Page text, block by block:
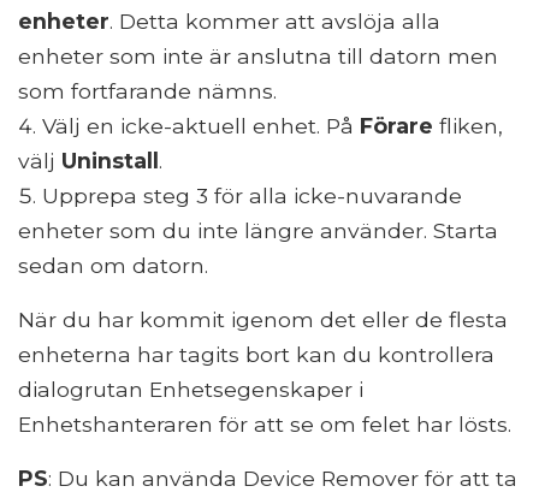
enheter. Detta kommer att avslöja alla
enheter som inte är anslutna till datorn men
som fortfarande nämns.
Välj en icke-aktuell enhet. På Förare fliken,
välj Uninstall .
Upprepa steg 3 för alla icke-nuvarande
enheter som du inte längre använder. Starta
sedan om datorn.
När du har kommit igenom det eller de flesta
enheterna har tagits bort kan du kontrollera
dialogrutan Enhetsegenskaper i
Enhetshanteraren för att se om felet har lösts.
PS: Du kan använda Device Remover för att ta